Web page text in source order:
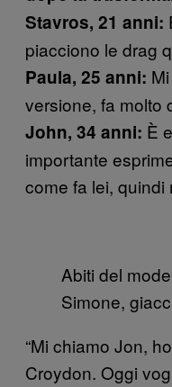
Stavros, 21 anni:
piacciono le drag
Paula, 25 anni:
versione, fa molto
John, 34 anni: È
importante
come fa lei, quindi
Abiti del
Simone,
“Mi chiamo Jon,
Croydon. Oggi